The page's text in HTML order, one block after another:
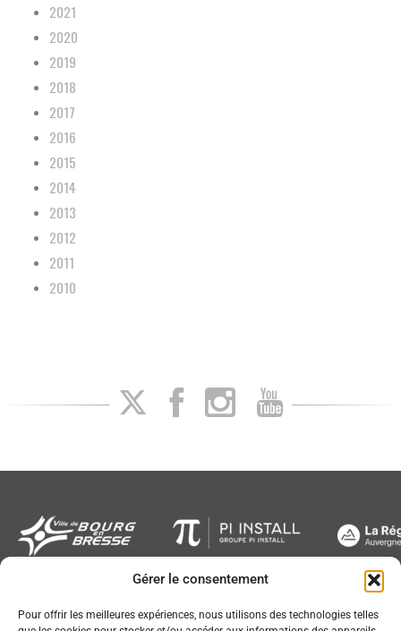
Gérer le consentement
Pour offrir les meilleures expériences, nous utilisons des technologies telles
2021
2020
2019
2018
2017
2016
2015
2014
2013
2012
2011
2010
Newsletter